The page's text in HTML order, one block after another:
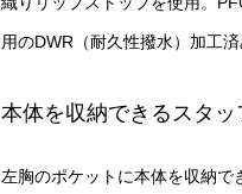
用のDWR（耐久性撥水）加工
本体を収納できるスタッ
左胸のポケットに本体を収納で